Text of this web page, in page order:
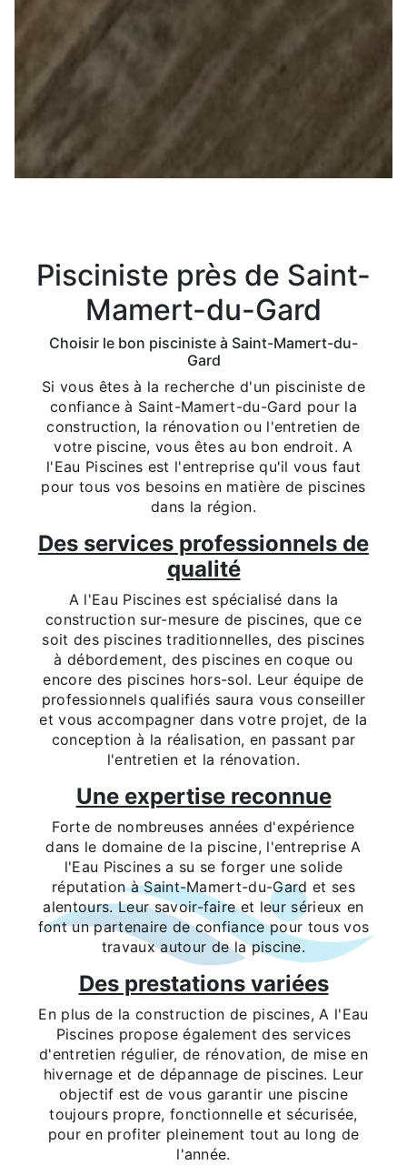
Pisciniste près de Saint-
Mamert-du-Gard
Choisir le bon pisciniste à Saint-Mamert-du-
Gard
Si vous êtes à la recherche d'un pisciniste de
confiance à Saint-Mamert-du-Gard pour la
construction, la rénovation ou l'entretien de
votre piscine, vous êtes au bon endroit. A
l'Eau Piscines est l'entreprise qu'il vous faut
pour tous vos besoins en matière de piscines
dans la région.
Des services professionnels de
qualité
A l'Eau Piscines est spécialisé dans la
construction sur-mesure de piscines, que ce
soit des piscines traditionnelles, des piscines
à débordement, des piscines en coque ou
encore des piscines hors-sol. Leur équipe de
professionnels qualifiés saura vous conseiller
et vous accompagner dans votre projet, de la
conception à la réalisation, en passant par
l'entretien et la rénovation.
Une expertise reconnue
Forte de nombreuses années d'expérience
dans le domaine de la piscine, l'entreprise A
l'Eau Piscines a su se forger une solide
réputation à Saint-Mamert-du-Gard et ses
alentours. Leur savoir-faire et leur sérieux en
font un partenaire de confiance pour tous vos
travaux autour de la piscine.
Des prestations variées
En plus de la construction de piscines, A l'Eau
Piscines propose également des services
d'entretien régulier, de rénovation, de mise en
hivernage et de dépannage de piscines. Leur
objectif est de vous garantir une piscine
toujours propre, fonctionnelle et sécurisée,
pour en profiter pleinement tout au long de
l'année.